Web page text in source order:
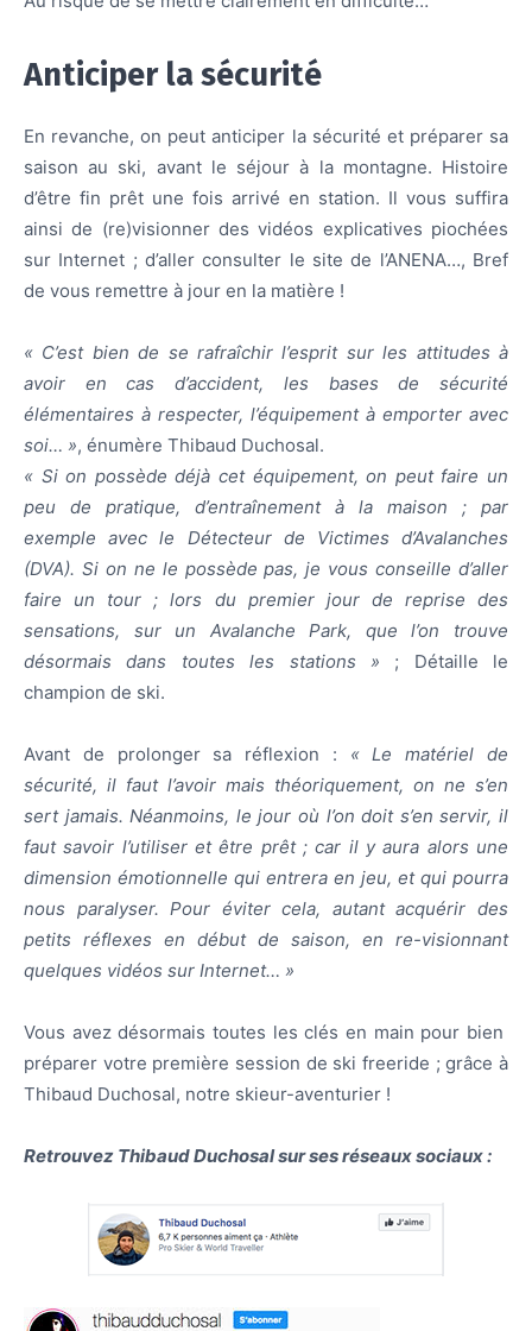
Anticiper la sécurité
En revanche, on peut anticiper la sécurité et préparer sa
saison au ski, avant le séjour à la montagne. Histoire
d’être fin prêt une fois arrivé en station. Il vous suffira
ainsi de (re)visionner des vidéos explicatives piochées
sur Internet ; d’aller consulter le site de l’ANENA…, Bref
de vous remettre à jour en la matière !
« C’est bien de se rafraîchir l’esprit sur les attitudes à
avoir en cas d’accident, les bases de sécurité
élémentaires à respecter, l’équipement à emporter avec
soi… », énumère Thibaud Duchosal.
« Si on possède déjà cet équipement, on peut faire un
peu de pratique, d’entraînement à la maison ;
par
exemple avec le Détecteur de Victimes d’Avalanches
(DVA). Si on ne le possède pas, je vous conseille d’aller
faire un tour ; lors du premier jour de reprise des
sensations, sur un Avalanche Park, que l’on trouve
désormais dans toutes les stations » ; Détaille le
champion de ski.
Avant de prolonger sa réflexion : « Le matériel de
sécurité, il faut l’avoir mais théoriquement, on ne s’en
sert jamais. Néanmoins, le jour où l’on doit s’en servir, il
faut savoir l’utiliser et être prêt ; car il y aura alors une
dimension émotionnelle qui entrera en jeu, et qui pourra
nous paralyser. Pour éviter cela, autant acquérir des
petits réflexes en début de saison, en re-visionnant
quelques vidéos sur Internet… »
Vous avez désormais toutes les clés en main pour bien
préparer votre première session de ski freeride ; grâce à
Thibaud Duchosal, notre skieur-aventurier !
Retrouvez Thibaud Duchosal sur ses réseaux sociaux :